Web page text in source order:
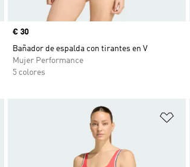
Precio
€ 30
Bañador de espalda con tirantes en V
Mujer Performance
5 colores
a la lista de deseos